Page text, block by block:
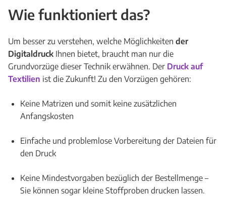
Wie funktioniert das?
Um besser zu verstehen, welche Möglichkeiten der
Digitaldruck Ihnen bietet, braucht man nur die
Grundvorzüge dieser Technik erwähnen. Der Druck auf
Textilien ist die Zukunft! Zu den Vorzügen gehören:
Keine Matrizen und somit keine zusätzlichen
Anfangskosten
Einfache und problemlose Vorbereitung der Dateien für
den Druck
Keine Mindestvorgaben bezüglich der Bestellmenge –
Sie können sogar kleine Stoffproben drucken lassen.